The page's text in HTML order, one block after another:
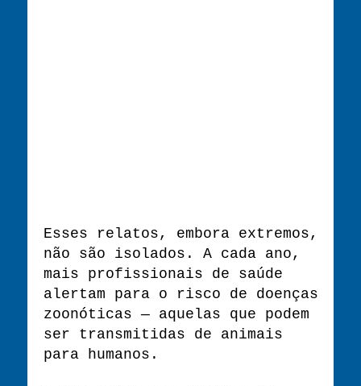
Esses relatos, embora extremos,
não são isolados. A cada ano,
mais profissionais de saúde
alertam para o risco de doenças
zoonóticas — aquelas que podem
ser transmitidas de animais
para humanos.